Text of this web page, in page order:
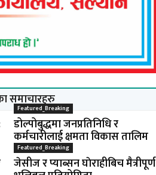
समाचारहरु
Featured_Breaking
डोल्पोबुद्धमा जनप्रतिनिधि र
कर्मचारीलाई क्षमता विकास तालिम
Featured_Breaking
जेसीज र प्याब्सन घाेराहीबिच मैत्रीपूर्ण